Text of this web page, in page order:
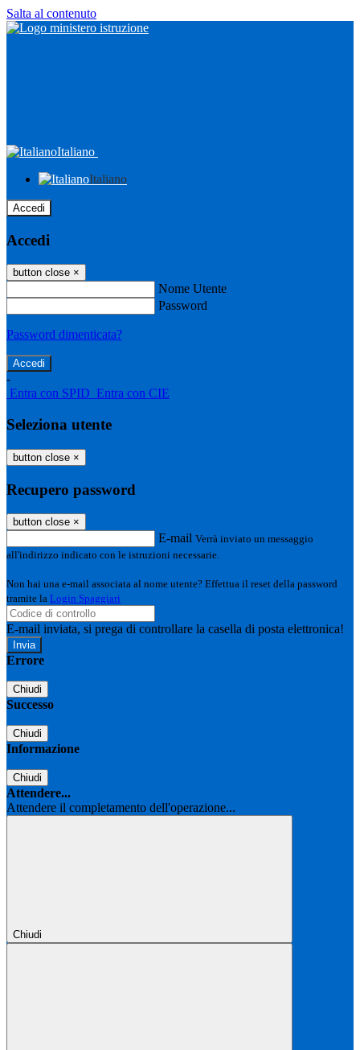
Salta al contenuto
Italiano
Italiano
Accedi
Accedi
button close ×
Nome Utente
Password
Password dimenticata?
-
Entra con SPID Entra con CIE
Seleziona utente
button close ×
Recupero password
button close ×
E-mail Verrà inviato un messaggio
all'indirizzo indicato con le istruzioni necessarie.
Non hai una e-mail associata al nome utente? Effettua il reset della password
tramite la Login Spaggiari
E-mail inviata, si prega di controllare la casella di posta elettronica!
Errore
Chiudi
Successo
Chiudi
Informazione
Chiudi
Attendere...
Attendere il completamento dell'operazione...
Chiudi